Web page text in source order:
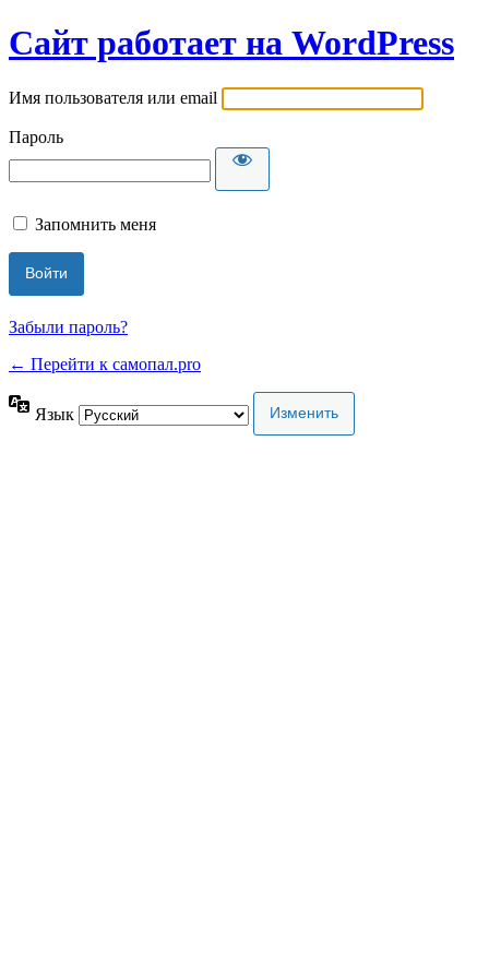
Сайт работает на WordPress
Имя пользователя или email
Пароль
Запомнить меня
Забыли пароль?
← Перейти к самопал.pro
Язык